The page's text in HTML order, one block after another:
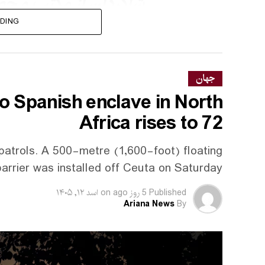
است.
این رویداد چند ماه پس از حادثه مشابهی در
تیراندازی داخل یک مکتب کشته و یک شاگرد
جهان
Spanish enclave in North
Africa rises to 72
A 500-metre (1,600-foot) floating
was installed off Ceuta on Saturday.
Published 5 روز ago on اسد ۱۲, ۱۴۰۵
By
Ariana News